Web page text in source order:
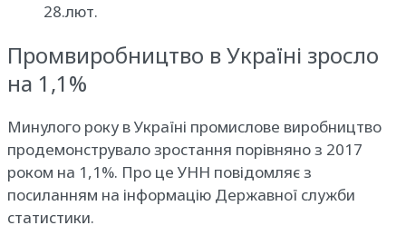
28.лют.
Промвиробництво в Україні зросло
на 1,1%
Минулого року в Україні промислове виробництво
продемонструвало зростання порівняно з 2017
роком на 1,1%. Про це УНН повідомляє з
посиланням на інформацію Державної служби
статистики.